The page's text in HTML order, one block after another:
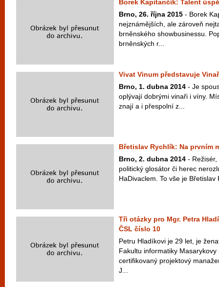
Borek Kapitančik: Talent
Brno, 26. října 2015 - Borek
nejznámějších, ale zároveň
brněnského showbusinessu.
brněnských r...
Vivat Vinum představuje
Brno, 1. dubna 2014 - Je
oplývají dobrými vinaři i víny.
znají a i přespolní z...
Břetislav Rychlík: Na prvním
Brno, 2. dubna 2014 -
politický glosátor či herec
HaDivaclem. To vše je Břetislav
Tři otázky pro Mgr. Petra
ČSL číslo 10
Petru Hladíkovi je 29 let, je
Fakultu informatiky
certifikovaný projektový
J...